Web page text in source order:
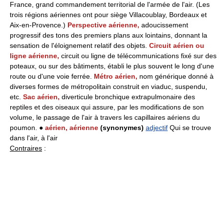
France, grand commandement territorial de l'armée de l'air. (Les
trois régions aériennes ont pour siège Villacoublay, Bordeaux et
Aix-en-Provence.) Perspective aérienne, adoucissement
progressif des tons des premiers plans aux lointains, donnant la
sensation de l'éloignement relatif des objets. Circuit aérien ou
ligne aérienne, circuit ou ligne de télécommunications fixé sur des
poteaux, ou sur des bâtiments, établi le plus souvent le long d'une
route ou d'une voie ferrée. Métro aérien, nom générique donné à
diverses formes de métropolitain construit en viaduc, suspendu,
etc. Sac aérien, diverticule bronchique extrapulmonaire des
reptiles et des oiseaux qui assure, par les modifications de son
volume, le passage de l'air à travers les capillaires aériens du
poumon. ● aérien, aérienne (synonymes) adjectif Qui se trouve
dans l'air, à l'air
Contraires :